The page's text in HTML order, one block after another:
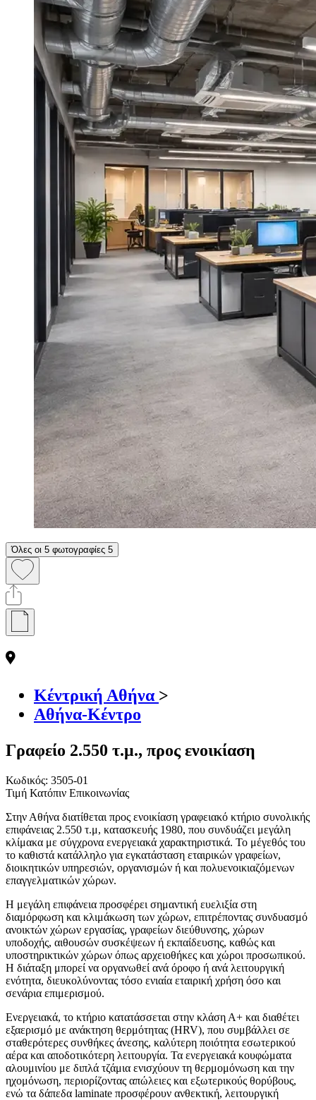
Όλες οι 5 φωτογραφίες 5
Κέντρική Αθήνα >
Αθήνα-Κέντρο
Γραφείο 2.550 τ.μ., προς ενοικίαση
Κωδικός: 3505-01
Τιμή Κατόπιν Επικοινωνίας
Στην Αθήνα διατίθεται προς ενοικίαση γραφειακό κτήριο συνολικής
επιφάνειας 2.550 τ.μ, κατασκευής 1980, που συνδυάζει μεγάλη
κλίμακα με σύγχρονα ενεργειακά χαρακτηριστικά. Το μέγεθός του
το καθιστά κατάλληλο για εγκατάσταση εταιρικών γραφείων,
διοικητικών υπηρεσιών, οργανισμών ή και πολυενοικιαζόμενων
επαγγελματικών χώρων.
Η μεγάλη επιφάνεια προσφέρει σημαντική ευελιξία στη
διαμόρφωση και κλιμάκωση των χώρων, επιτρέποντας συνδυασμό
ανοικτών χώρων εργασίας, γραφείων διεύθυνσης, χώρων
υποδοχής, αιθουσών συσκέψεων ή εκπαίδευσης, καθώς και
υποστηρικτικών χώρων όπως αρχειοθήκες και χώροι προσωπικού.
Η διάταξη μπορεί να οργανωθεί ανά όροφο ή ανά λειτουργική
ενότητα, διευκολύνοντας τόσο ενιαία εταιρική χρήση όσο και
σενάρια επιμερισμού.
Ενεργειακά, το κτήριο κατατάσσεται στην κλάση Α+ και διαθέτει
εξαερισμό με ανάκτηση θερμότητας (HRV), που συμβάλλει σε
σταθερότερες συνθήκες άνεσης, καλύτερη ποιότητα εσωτερικού
αέρα και αποδοτικότερη λειτουργία. Τα ενεργειακά κουφώματα
αλουμινίου με διπλά τζάμια ενισχύουν τη θερμομόνωση και την
ηχομόνωση, περιορίζοντας απώλειες και εξωτερικούς θορύβους,
ενώ τα δάπεδα laminate προσφέρουν ανθεκτική, λειτουργική